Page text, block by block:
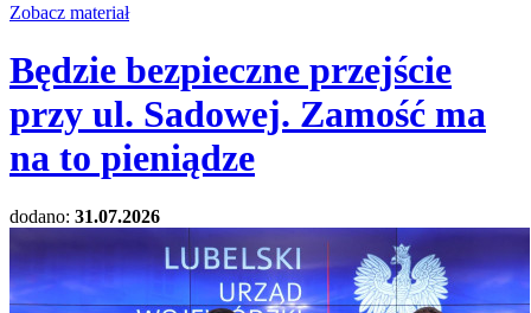
Zobacz materiał
Będzie bezpieczne przejście
przy ul. Sadowej. Zamość ma
na to pieniądze
dodano: 31.07.2026